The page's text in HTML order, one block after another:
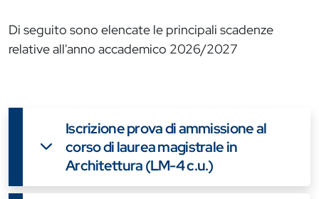
Di seguito sono elencate le principali scadenze
relative all'anno accademico 2026/2027
Iscrizione prova di ammissione al
corso di laurea magistrale in
Architettura (LM-4 c.u.)